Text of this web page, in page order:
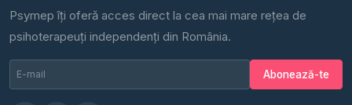
Psymep îți oferă acces direct la cea mai mare rețea de
psihoterapeuți independenți din România.
Email newsletter
Nu completa Abonează-te